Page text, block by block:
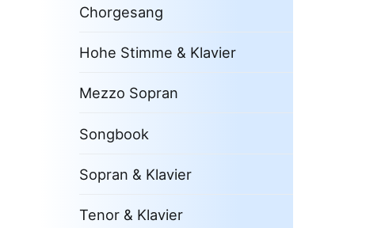
Chorgesang
Hohe Stimme & Klavier
Mezzo Sopran
Songbook
Sopran & Klavier
Tenor & Klavier